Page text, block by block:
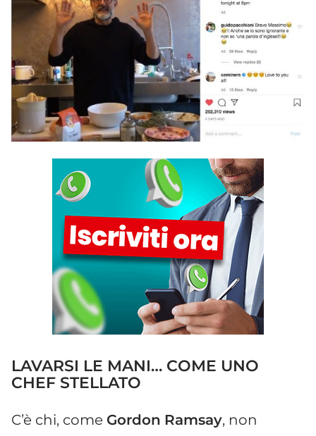
LAVARSI LE MANI… COME UNO
CHEF STELLATO
C’è chi, come Gordon Ramsay, non